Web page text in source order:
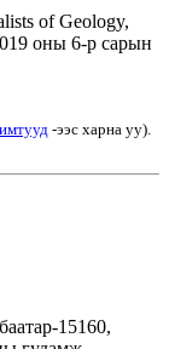
of Geology,
оны 6-р сарын
-ээс харна уу).
15160,